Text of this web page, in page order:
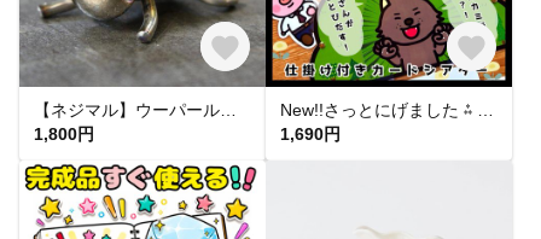
1,800円
1,690円